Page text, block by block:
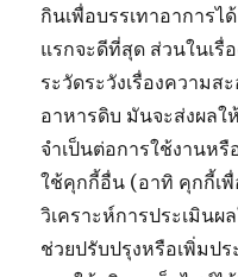
กินเพื่อบรรเทาอาการไ
แรกจะดีที่สุด ส่วนในเรื่
ระวัดระวังเรื่องความ
อาหารดิบ มันจะส่งผลใ
จำเป็นต่อการใช้งานห
ใช้คุกกี้อื่น (อาทิ คุกกี้เพื่
วิเคราะห์การประเมิน
ช่วยปรับปรุงหรือเพิ่มป